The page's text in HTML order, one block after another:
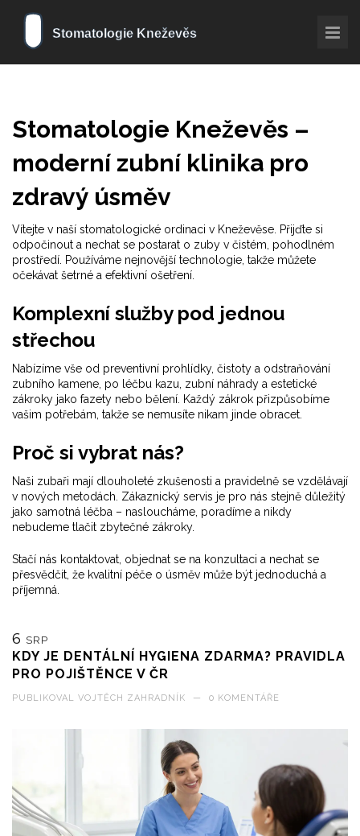
Stomatologie Kneževěs –
moderní zubní klinika pro
zdravý úsměv
Vítejte v naší stomatologické ordinaci v Kneževěse. Přijďte si
odpočinout a nechat se postarat o zuby v čistém, pohodlném
prostředí. Používáme nejnovější technologie, takže můžete
očekávat šetrné a efektivní ošetření.
Komplexní služby pod jednou
střechou
Nabízíme vše od preventivní prohlídky, čistoty a odstraňování
zubního kamene, po léčbu kazu, zubní náhrady a estetické
zákroky jako fazety nebo bělení. Každý zákrok přizpůsobíme
vašim potřebám, takže se nemusíte nikam jinde obracet.
Proč si vybrat nás?
Naši zubaři mají dlouholeté zkušenosti a pravidelně se vzdělávají
v nových metodách. Zákaznický servis je pro nás stejně důležitý
jako samotná léčba – nasloucháme, poradíme a nikdy
nebudeme tlačit zbytečné zákroky.
Stačí nás kontaktovat, objednat se na konzultaci a nechat se
přesvědčit, že kvalitní péče o úsměv může být jednoduchá a
příjemná.
6 SRP
KDY JE DENTÁLNÍ HYGIENA ZDARMA? PRAVIDLA
PRO POJIŠTĚNCE V ČR
PUBLIKOVAL VOJTĚCH ZAHRADNÍK — 0 KOMENTÁŘE